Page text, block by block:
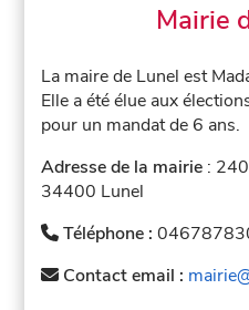
Mairie
La maire de Lunel est
Elle a été élue aux
pour un mandat de 6 ans.
Adresse de la mairie :
34400 Lunel
Téléphone :
Contact email :